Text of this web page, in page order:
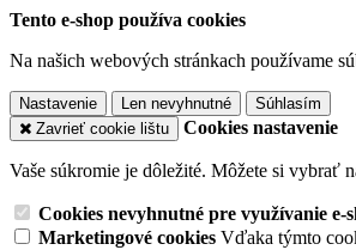
Tento e-shop používa cookies
Na našich webových stránkach používame
Nastavenie Len nevyhnutné
Súhlasím
Zavrieť cookie lištu
Cookies nastavenie
Vaše súkromie je dôležité. Môžete si vybrať
Cookies nevyhnutné pre využívanie e-
Marketingové cookies Vďaka týmto